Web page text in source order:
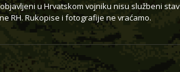
u Hrvatskom vojniku nisu službeni stav
RH. Rukopise i fotografije ne vraćamo.